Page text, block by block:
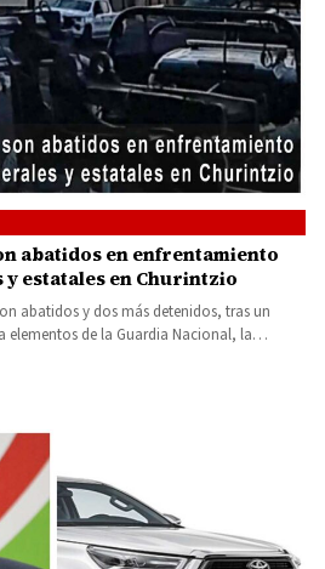
abatidos en enfrentamiento
estatales en Churintzio
abatidos y dos más detenidos, tras un
elementos de la Guardia Nacional, la…